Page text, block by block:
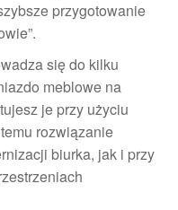
przygotowanie
się do kilku
meblowe na
je przy użyciu
rozwiązanie
biurka, jak i przy